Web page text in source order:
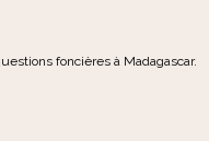
foncières à Madagascar.